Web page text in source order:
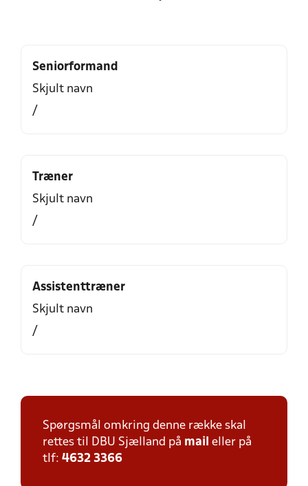
Seniorformand
Skjult navn
/
Træner
Skjult navn
/
Assistenttræner
Skjult navn
/
Spørgsmål omkring denne række skal
rettes til DBU Sjælland på mail eller på
tlf: 4632 3366